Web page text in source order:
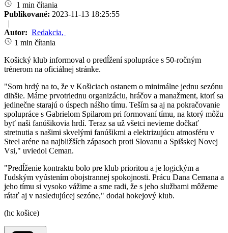
1 min čítania
Publikované: 2023-11-13 18:25:55
|
Autor: Redakcia,
1 min čítania
Košický klub informoval o predĺžení spolupráce s 50-ročným
trénerom na oficiálnej stránke.
"Som hrdý na to, že v Košiciach ostanem o minimálne jednu sezónu
dlhšie. Máme prvotriednu organizáciu, hráčov a manažment, ktorí sa
jedinečne starajú o úspech nášho tímu. Teším sa aj na pokračovanie
spolupráce s Gabrielom Spilarom pri formovaní tímu, na ktorý môžu
byť naši fanúšikovia hrdí. Teraz sa už všetci nevieme dočkať
stretnutia s našimi skvelými fanúšikmi a elektrizujúcu atmosféru v
Steel aréne na najbližších zápasoch proti Slovanu a Spišskej Novej
Vsi," uviedol Ceman.
"Predĺženie kontraktu bolo pre klub prioritou a je logickým a
ľudským vyústením obojstrannej spokojnosti. Prácu Dana Cemana a
jeho tímu si vysoko vážime a sme radi, že s jeho službami môžeme
rátať aj v nasledujúcej sezóne," dodal hokejový klub.
(hc košice)